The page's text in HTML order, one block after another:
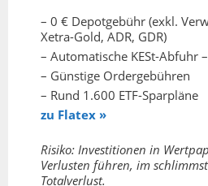
– 0 € Depotgebühr (exkl.
Xetra-Gold, ADR, GDR)
– Automatische KESt-Abfuhr
– Günstige Ordergebühren
– Rund 1.600 ETF-Sparpläne
zu Flatex »
Risiko: Investitionen in
Verlusten führen, im
Totalverlust.